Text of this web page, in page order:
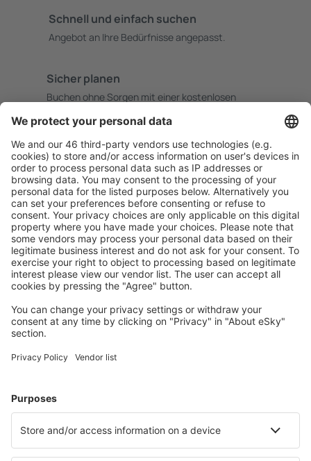
Schnell und einfach suchen
Angebot an Ihre Bedürfnisse angepasst.
Sicher planen
Buchen ohne Sorgen mit einer kostenlosen
Mehr sparen
Attraktive Preise und Spezialangebote für eingeloggte
Benutzer.
Unterkünfte, die Sie mögen
Wählen Sie aus über 1,3 Millionen Unterkünften: Hotels,
Hütten, Apartments und andere.
Unterkünfte in Namibia - Beliebte Städte
Unterkunft in Windhoek Unterkunft in Impalila Island